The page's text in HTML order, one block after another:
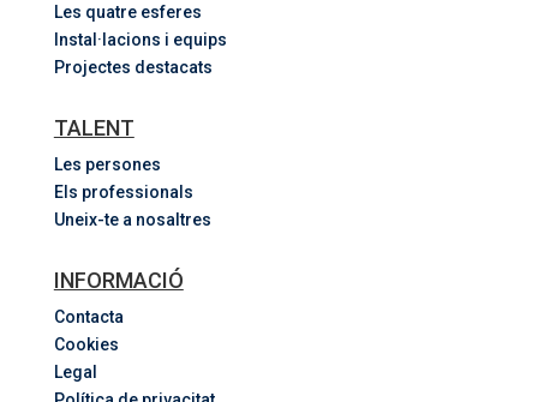
Les quatre esferes
Instal·lacions i equips
Projectes destacats
TALENT
Les persones
Els professionals
Uneix-te a nosaltres
INFORMACIÓ
Contacta
Cookies
Legal